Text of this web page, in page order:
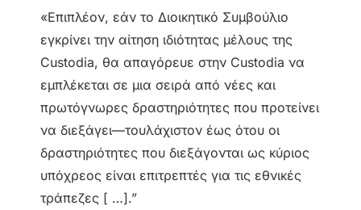
«Επιπλέον, εάν το Διοικητικό Συμβούλιο
εγκρίνει την αίτηση ιδιότητας μέλους της
Custodia, θα απαγόρευε στην Custodia να
εμπλέκεται σε μια σειρά από νέες και
πρωτόγνωρες δραστηριότητες που προτείνει
να διεξάγει—τουλάχιστον έως ότου οι
δραστηριότητες που διεξάγονται ως κύριος
υπόχρεος είναι επιτρεπτές για τις εθνικές
τράπεζες [ …].”